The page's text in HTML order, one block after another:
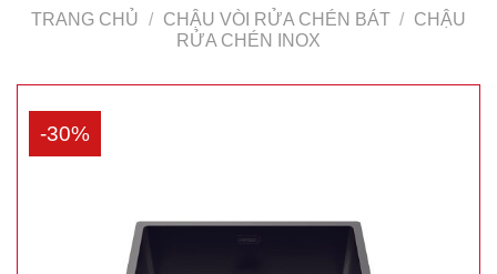
TRANG CHỦ / CHẬU VÒI RỬA CHÉN BÁT / CHẬU
RỬA CHÉN INOX
-30%